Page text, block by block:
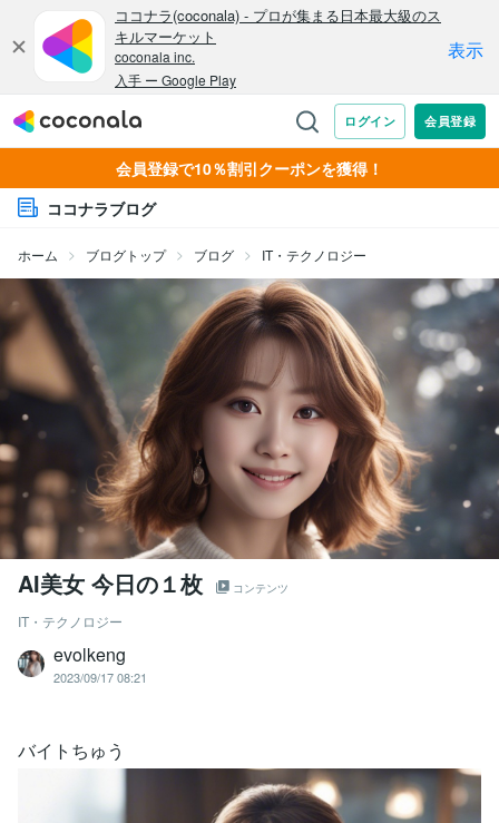
会員登録で10％割引クーポンを獲得！
ココナラブログ
ホーム ブログトップ ブログ IT・テクノロジー
AI美女 今日の１枚 コンテンツ
IT・テクノロジー
evolkeng
2023/09/17 08:21
バイトちゅう